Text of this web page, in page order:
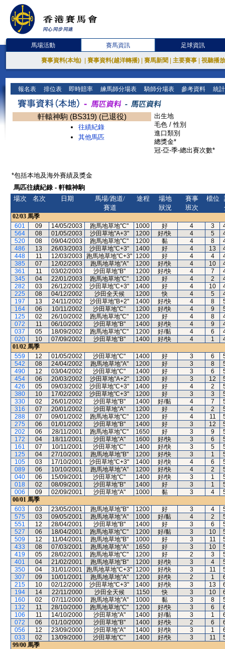
馬場活動 賽馬資訊 足球資訊
賽事資料(本地) 賽事資料(越洋轉播) 賽馬新聞 主要賽事 視聽播
報名表 排位表 即時賠率 練馬師分場表 騎師分場表 參考資料 統
軒轅神駒 (BS319) (已退役)
往績紀錄
其他馬匹
出生地
毛色 / 性別
進口類別
總獎金*
冠-亞-季-總出賽次數*
*包括本地及海外賽績及獎金
馬匹往績紀錄 - 軒轅神駒
場次
名次 日期
馬場/跑道/
賽道
途程
場地
狀況
賽事
班次
檔位
02/03 馬季
601
09 14/05/2003 跑馬地草地"C" 1000 好 4 3
564
08 01/05/2003 沙田草地"A+3" 1200 好/快 4 5
520
08 09/04/2003 跑馬地草地"C" 1200 黏 4 8
486
13 26/03/2003 沙田草地"C+3" 1400 好 4 13
448
11 12/03/2003 跑馬地草地"C+3" 1200 好 4 4
385
07 12/02/2003 跑馬地草地"A" 1200 好/快 4 10
361
11 03/02/2003 沙田草地"B" 1200 好/快 4 7
345
04 22/01/2003 跑馬地草地"C" 1200 好 4 2
282
03 26/12/2002 沙田草地"C+3" 1400 好 4 10
225
08 04/12/2002 沙田全天候 1200 快 4 5
197
13 24/11/2002 沙田草地"B+2" 1400 好/快 4 8
164
06 10/11/2002 沙田草地"C" 1200 好/快 4 9
125
02 26/10/2002 跑馬地草地"C" 1200 好 4 8
072
11 06/10/2002 沙田草地"B" 1400 好/快 4 9
037
05 18/09/2002 跑馬地草地"C" 1200 好/黏 4 6
020
10 07/09/2002 沙田草地"B" 1400 好/快 4 1
01/02 馬季
559
12 01/05/2002 沙田草地"C" 1400 好 3 6
542
08 24/04/2002 跑馬地草地"A" 1200 好 3 8
490
12 03/04/2002 沙田草地"C" 1400 好 3 6
454
06 20/03/2002 沙田草地"A+2" 1200 好 3 12
426
05 09/03/2002 沙田草地"C+3" 1400 好 4 2
380
10 17/02/2002 沙田草地"C+3" 1200 好 3 3
330
02 26/01/2002 沙田草地"B" 1400 好/黏 4 7
316
07 20/01/2002 沙田草地"A" 1200 好 4 2
288
07 09/01/2002 跑馬地草地"C" 1200 好 4 11
275
06 01/01/2002 沙田草地"B" 1400 好 3 12
202
06 28/11/2001 跑馬地草地"C" 1650 好 3 9
172
04 18/11/2001 沙田草地"A" 1600 好/快 3 6
161
07 10/11/2001 沙田草地"C" 1400 好/快 3 5
125
04 27/10/2001 跑馬地草地"B" 1200 好/快 3 1
105
03 17/10/2001 沙田草地"C+3" 1400 好/快 4 6
089
06 10/10/2001 跑馬地草地"A" 1200 好/快 4 2
040
06 15/09/2001 沙田草地"C" 1400 好/快 3 1
018
02 08/09/2001 沙田草地"B" 1400 好 3 1
006
09 02/09/2001 沙田草地"A" 1000 黏 3 4
00/01 馬季
603
03 23/05/2001 跑馬地草地"B" 1200 好 3 4
575
03 09/05/2001 跑馬地草地"A" 1000 好/黏 4 2
551
12 28/04/2001 沙田草地"B" 1400 好 3 6
527
06 18/04/2001 跑馬地草地"C" 1200 好/黏 3 10
509
12 11/04/2001 跑馬地草地"B" 1000 好 3 11
433
08 07/03/2001 跑馬地草地"A" 1650 好 3 10
419
05 28/02/2001 跑馬地草地"C" 1200 好 2 3
401
04 21/02/2001 跑馬地草地"B" 1200 好/快 3 4
350
04 31/01/2001 跑馬地草地"C+3" 1200 好/快 3 11
307
09 10/01/2001 跑馬地草地"A" 1200 好/快 2 1
215
10 02/12/2000 沙田草地"C+3" 1400 好/快 3 13
194
14 22/11/2000 沙田全天候 1150 快 3 10
160
02 07/11/2000 跑馬地草地"A" 1000 黏 3 8
132
11 28/10/2000 跑馬地草地"C" 1200 好/快 3 6
106
11 14/10/2000 沙田草地"A" 1400 好/黏 3 1
072
06 01/10/2000 沙田草地"B" 1400 好/快 2 6
056
12 23/09/2000 沙田草地"A" 1400 好/快 3 1
033
02 13/09/2000 沙田草地"C" 1400 好/快 3 11
99/00 馬季